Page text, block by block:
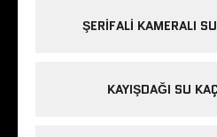
ŞERIFALI KAMERALI
KAYIŞDAĞI SU